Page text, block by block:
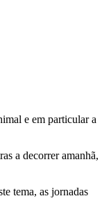
e em particular a
a decorrer amanhã,
tema, as jornadas